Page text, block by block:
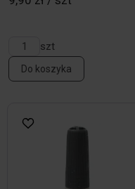
szt
Do koszyka